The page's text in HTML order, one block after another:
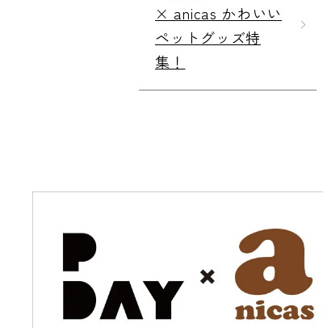
× anicas かわいい
ペットグッズ特
集！